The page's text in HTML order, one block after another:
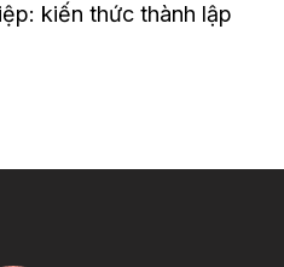
kiến thức thành lập